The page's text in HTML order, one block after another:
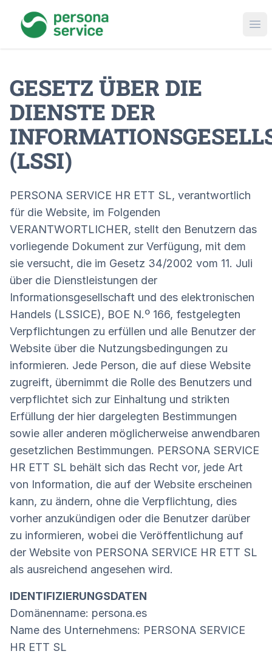
persona service
GESETZ ÜBER DIE
DIENSTE DER
(LSSI)
PERSONA SERVICE HR ETT SL, verantwortlich
für die Website, im Folgenden
VERANTWORTLICHER, stellt den Benutzern das
vorliegende Dokument zur Verfügung, mit dem
sie versucht, die im Gesetz 34/2002 vom 11. Juli
über die Dienstleistungen der
Informationsgesellschaft und des elektronischen
Handels (LSSICE), BOE N.º 166, festgelegten
Verpflichtungen zu erfüllen und alle Benutzer der
Website über die Nutzungsbedingungen zu
informieren. Jede Person, die auf diese Website
zugreift, übernimmt die Rolle des Benutzers und
verpflichtet sich zur Einhaltung und strikten
Erfüllung der hier dargelegten Bestimmungen
sowie aller anderen möglicherweise anwendbaren
gesetzlichen Bestimmungen. PERSONA SERVICE
HR ETT SL behält sich das Recht vor, jede Art
von Information, die auf der Website erscheinen
kann, zu ändern, ohne die Verpflichtung, dies
vorher anzukündigen oder die Benutzer darüber
zu informieren, wobei die Veröffentlichung auf
der Website von PERSONA SERVICE HR ETT SL
als ausreichend angesehen wird.
IDENTIFIZIERUNGSDATEN
Domänenname: persona.es
Name des Unternehmens: PERSONA SERVICE
HR ETT SL